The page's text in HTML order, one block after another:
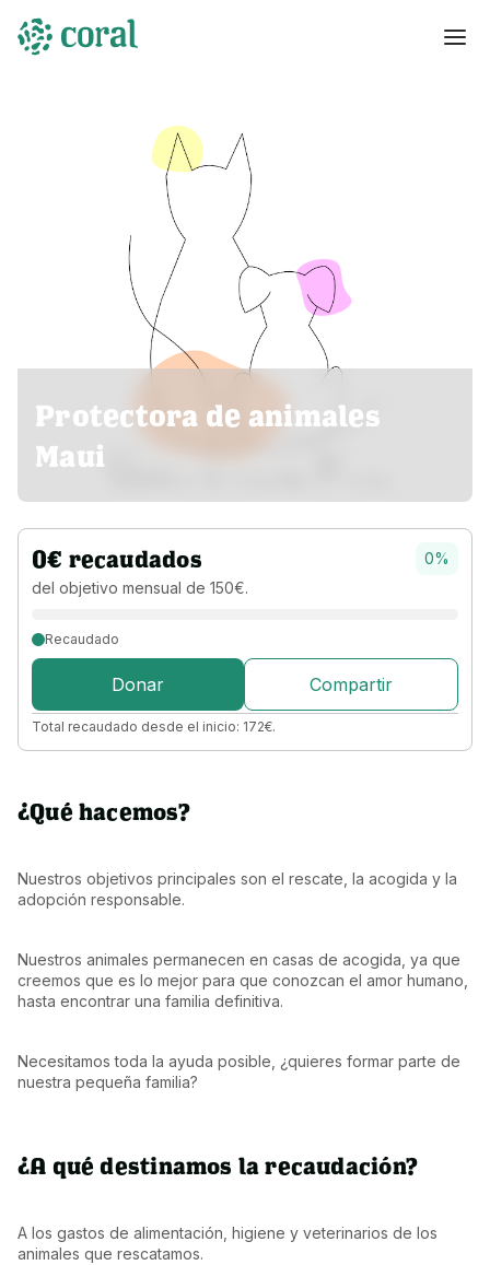
Protectora de animales
Maui
0€ recaudados
del objetivo mensual de 150€.
0%
Recaudado
Donar Compartir
Total recaudado desde el inicio: 172€.
¿Qué hacemos?
Nuestros objetivos principales son el rescate, la acogida y la
adopción responsable.
Nuestros animales permanecen en casas de acogida, ya que
creemos que es lo mejor para que conozcan el amor humano,
hasta encontrar una familia definitiva.
Necesitamos toda la ayuda posible, ¿quieres formar parte de
nuestra pequeña familia?
¿A qué destinamos la recaudación?
A los gastos de alimentación, higiene y veterinarios de los
animales que rescatamos.